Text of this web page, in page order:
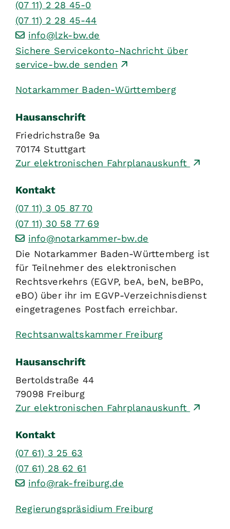
(07 11) 2 28 45-0
(07 11) 2 28 45-44
info@lzk-bw.de
Sichere Servicekonto-Nachricht über
service-bw.de senden
Notarkammer Baden-Württemberg
Hausanschrift
Friedrichstraße 9a
70174 Stuttgart
Zur elektronischen Fahrplanauskunft
Kontakt
(07 11) 3 05 87 70
(07 11) 30 58 77 69
info@notarkammer-bw.de
Die Notarkammer Baden-Württemberg ist
für Teilnehmer des elektronischen
Rechtsverkehrs (EGVP, beA, beN, beBPo,
eBO) über ihr im EGVP-Verzeichnisdienst
eingetragenes Postfach erreichbar.
Rechtsanwaltskammer Freiburg
Hausanschrift
Bertoldstraße 44
79098 Freiburg
Zur elektronischen Fahrplanauskunft
Kontakt
(07 61) 3 25 63
(07 61) 28 62 61
info@rak-freiburg.de
Regierungspräsidium Freiburg